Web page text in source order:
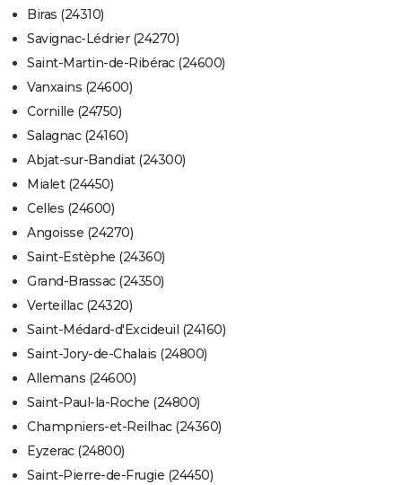
Biras (24310)
Savignac-Lédrier (24270)
Saint-Martin-de-Ribérac (24600)
Vanxains (24600)
Cornille (24750)
Salagnac (24160)
Abjat-sur-Bandiat (24300)
Mialet (24450)
Celles (24600)
Angoisse (24270)
Saint-Estèphe (24360)
Grand-Brassac (24350)
Verteillac (24320)
Saint-Médard-d'Excideuil (24160)
Saint-Jory-de-Chalais (24800)
Allemans (24600)
Saint-Paul-la-Roche (24800)
Champniers-et-Reilhac (24360)
Eyzerac (24800)
Saint-Pierre-de-Frugie (24450)